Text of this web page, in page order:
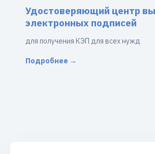
Удостоверяющий центр
электронных подписей
для получения КЭП для всех нужд
Подробнее →